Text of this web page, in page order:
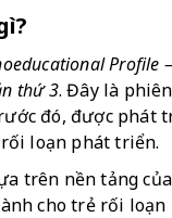
Profile
thứ 3. Đây là
trước đó, được
loạn phát triển.
trên nền tảng
cho trẻ rối